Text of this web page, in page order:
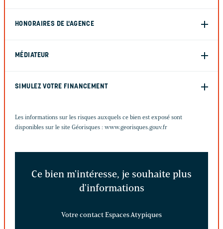
HONORAIRES DE L'AGENCE
MÉDIATEUR
SIMULEZ VOTRE FINANCEMENT
Les informations sur les risques auxquels ce bien est exposé sont
disponibles sur le site Géorisques : www.georisques.gouv.fr
Ce bien m'intéresse, je souhaite plus
d'informations
Votre contact Espaces Atypiques